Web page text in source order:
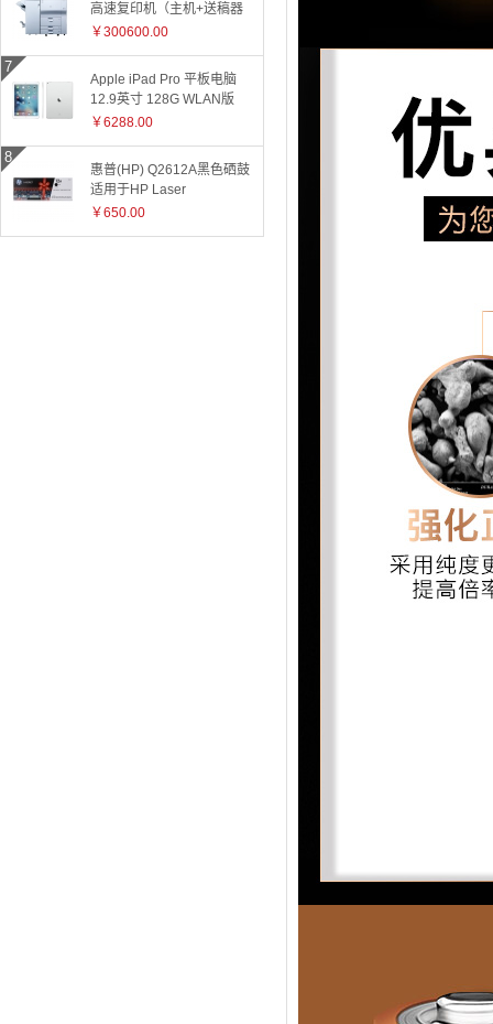
高速复印机（主机+送稿器
+小册子装订器）
￥300600.00
Apple iPad Pro 平板电脑
12.9英寸 128G WLAN版
ML0Q2CH 银色
￥6288.00
惠普(HP) Q2612A黑色硒鼓
适用于HP Laser
Jet1010/1015/1018/1020plus/1022/3015/3020/3030/050/3050z/
￥650.00